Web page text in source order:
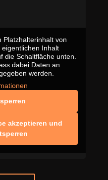
Platzhalterinhalt von
Inhalt
die Schaltfläche unten.
dabei Daten an
werden.
akzeptieren und